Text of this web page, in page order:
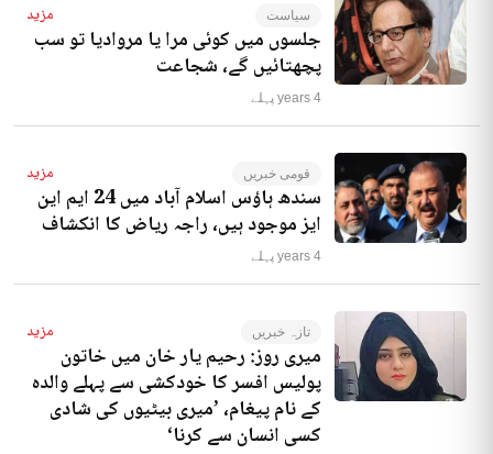
سیاست مزید
جلسوں میں کوئی مرا یا مروادیا تو سب
پچھتائیں گے، شجاعت
4 years پہلے
قومی خبریں مزید
سندھ ہاؤس اسلام آباد میں 24 ایم این
ایز موجود ہیں، راجہ ریاض کا انکشاف
4 years پہلے
تازہ خبریں مزید
میری روز: رحیم یار خان میں خاتون
پولیس افسر کا خودکشی سے پہلے والدہ
کے نام پیغام، ’میری بیٹیوں کی شادی
کسی انسان سے کرنا‘